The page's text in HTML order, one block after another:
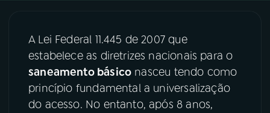
PROGRAMAÇÃO
04PROGRAMAS
PODCASTS
A Lei Federal 11.445 de 2007 que
estabelece as diretrizes nacionais para o
saneamento básico nasceu tendo como
princípio fundamental a universalização
do acesso. No entanto, após 8 anos,